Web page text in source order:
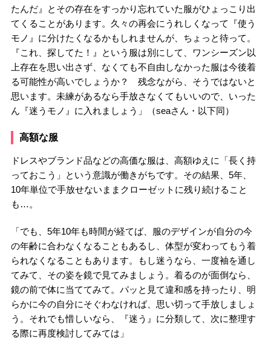
たんだ』とその存在をすっかり忘れていた服がひょっこり出
てくることがあります。久々の再会にうれしくなって『使う
モノ』に分けたくなるかもしれませんが、ちょっと待って。
『これ、探してた！』という服は別にして、ワンシーズン以
上存在を思い出さず、なくても不自由しなかった服は今後着
る可能性が高いでしょうか？ 残念ながら、そうではないと
思います。未練があるなら手放さなくてもいいので、いった
ん『迷うモノ』に入れましょう」（seaさん・以下同）
高額な服
ドレスやブランド品などの高価な服は、高額ゆえに「長く持
っておこう」という意識が働きがちです。その結果、5年、
10年単位で手放せないままクローゼットに残り続けること
も…。
「でも、5年10年も時間が経てば、服のデザインが自分の今
の年齢に合わなくなることもあるし、体型が変わってもう着
られなくなることもあります。もし迷うなら、一度袖を通し
てみて、その姿を鏡で見てみましょう。着るのが面倒なら、
鏡の前で体に当ててみて。パッと見て違和感を持ったり、明
らかに今の自分にそぐわなければ、思い切って手放しましょ
う。それでも惜しいなら、『迷う』に分類して、次に整理す
る際に再度検討してみては」